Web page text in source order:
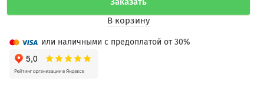
В корзину
или наличными с предоплатой от 30%